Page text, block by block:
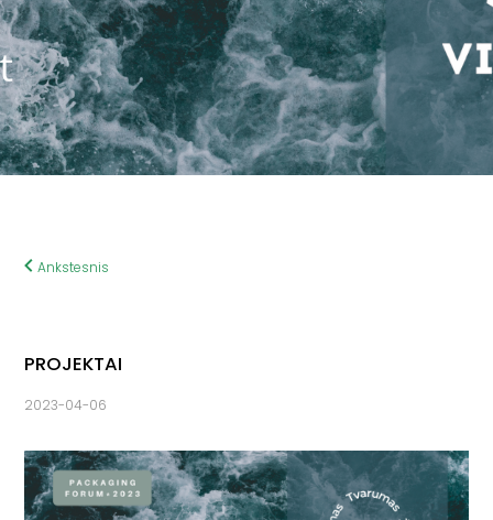
Ankstesnis
PROJEKTAI
2023-04-06